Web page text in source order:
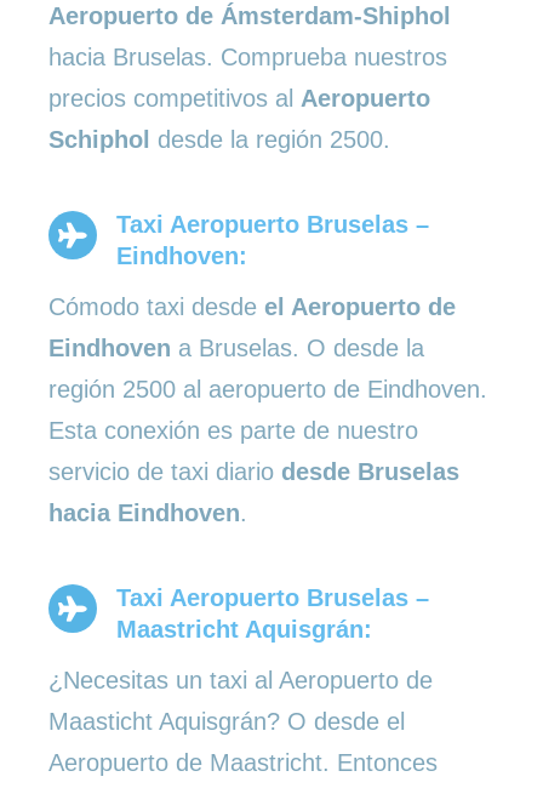
Aeropuerto de Ámsterdam-Shiphol
hacia Bruselas. Comprueba nuestros
precios competitivos al Aeropuerto
Schiphol desde la región 2500.
Taxi Aeropuerto Bruselas –
Eindhoven:
Cómodo taxi desde el Aeropuerto de
Eindhoven a Bruselas. O desde la
región 2500 al aeropuerto de Eindhoven.
Esta conexión es parte de nuestro
servicio de taxi diario desde Bruselas
hacia Eindhoven.
Taxi Aeropuerto Bruselas –
Maastricht Aquisgrán:
¿Necesitas un taxi al Aeropuerto de
Maasticht Aquisgrán? O desde el
Aeropuerto de Maastricht. Entonces